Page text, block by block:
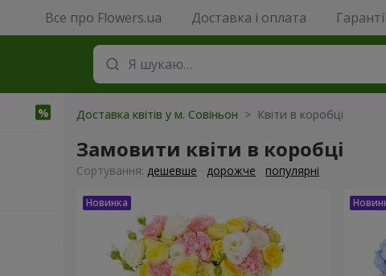
Все про Flowers.ua Доставка і оплата
Доставка квітів у м. Совіньон > Квіти в коробці
Замовити квіти в коробці
Сортування: дешевше дорожче популярні